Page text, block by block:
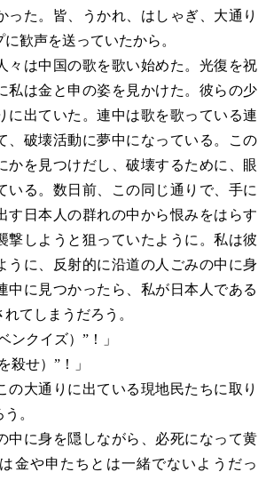
った。皆、うかれ、はしゃぎ、大通り
歓声を送っていたから。
々は中国の歌を歌い始めた。光復を祝
私は金と申の姿を見かけた。彼らの少
に出ていた。連中は歌を歌っている連
、破壊活動に夢中になっている。この
かを見つけだし、破壊するために、眼
いる。数日前、この同じ通りで、手に
す日本人の群れの中から恨みをはらす
撃しようと狙っていたように。私は彼
うに、反射的に沿道の人ごみの中に身
中に見つかったら、私が日本人である
てしまうだろう。
ンクイズ）”！」
殺せ）”！」
の大通りに出ている現地民たちに取り
。
中に身を隠しながら、必死になって黄
金や申たちとは一緒でないようだっ